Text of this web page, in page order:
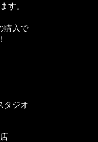
す。
購入で
タジオ